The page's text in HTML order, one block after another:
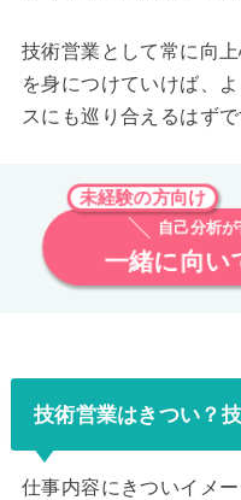
技術営業として常に向
を身につけていけば、
スにも巡り合えるはずで
未経験の方向け
自己分析
一緒に向い
技術営業はきつい？
仕事内容にきついイメ